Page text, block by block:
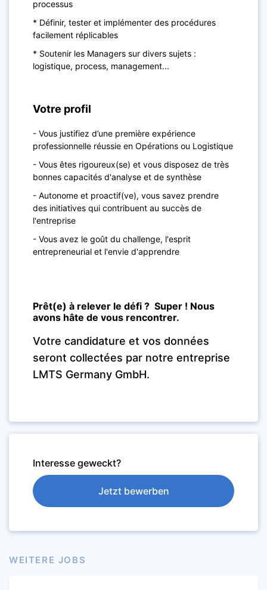
processus
* Définir, tester et implémenter des procédures
facilement réplicables
* Soutenir les Managers sur divers sujets :
logistique, process, management...
Votre profil
- Vous justifiez d’une première expérience
professionnelle réussie en Opérations ou Logistique
- Vous êtes rigoureux(se) et vous disposez de très
bonnes capacités d'analyse et de synthèse
- Autonome et proactif(ve), vous savez prendre
des initiatives qui contribuent au succès de
l'entreprise
- Vous avez le goût du challenge, l'esprit
entrepreneurial et l'envie d'apprendre
Prêt(e) à relever le défi ? Super ! Nous
avons hâte de vous rencontrer.
Votre candidature et vos données
seront collectées par notre entreprise
LMTS Germany GmbH.
Interesse geweckt?
Jetzt bewerben
WEITERE JOBS